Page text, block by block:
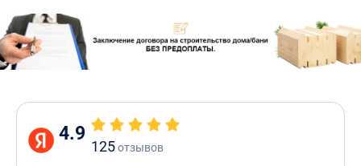
4.9
125отзывов